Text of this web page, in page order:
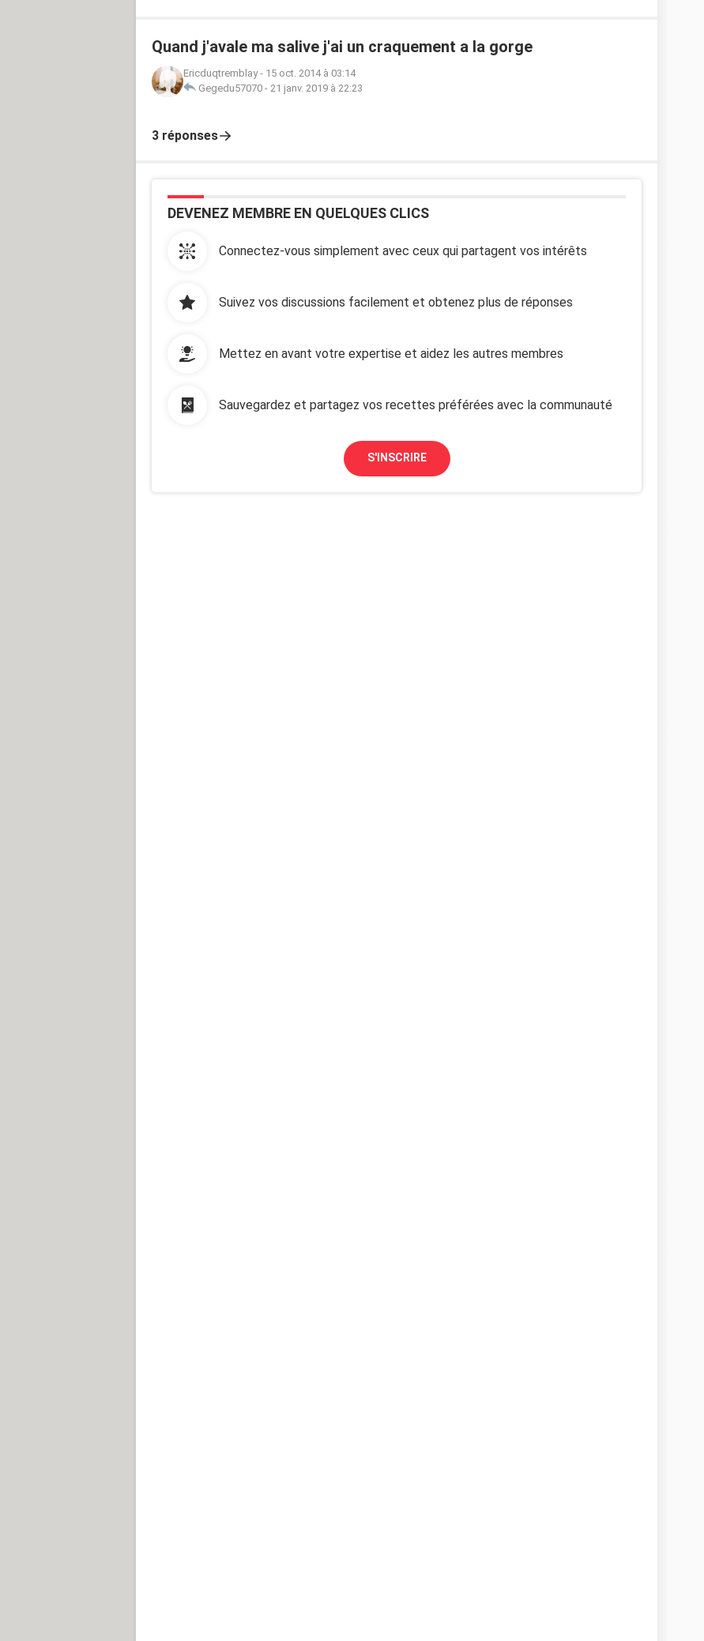
Quand j'avale ma salive j'ai un craquement a la gorge
Ericduqtremblay- 15 oct. 2014 à 03:14
Gegedu57070 - 21 janv. 2019 à 22:23
3 réponses
DEVENEZ MEMBRE EN QUELQUES CLICS
Connectez-vous simplement avec ceux qui partagent vos intérêts
Suivez vos discussions facilement et obtenez plus de réponses
Mettez en avant votre expertise et aidez les autres membres
Sauvegardez et partagez vos recettes préférées avec la communauté
S'INSCRIRE